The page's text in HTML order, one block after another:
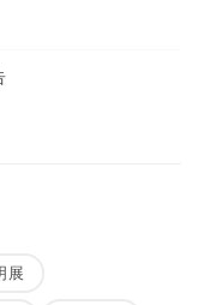
展